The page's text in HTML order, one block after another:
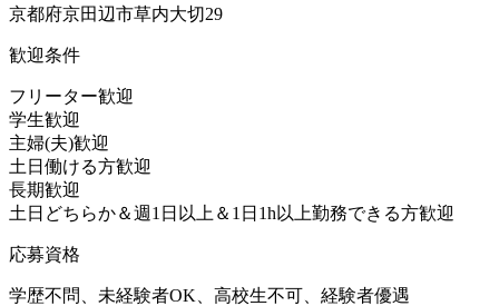
京都府京田辺市草内大切29
歓迎条件
フリーター歓迎
学生歓迎
主婦(夫)歓迎
土日働ける方歓迎
長期歓迎
土日どちらか＆週1日以上＆1日1h以上勤務できる方歓迎
応募資格
学歴不問、未経験者OK、高校生不可、経験者優遇